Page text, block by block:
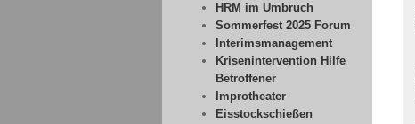
HRM im Umbruch
Sommerfest 2025 Forum
Interimsmanagement
Krisenintervention Hilfe
Betroffener
Improtheater
Eisstockschießen